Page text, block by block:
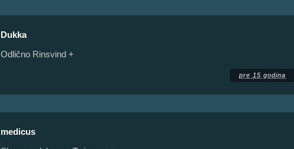
Dukka
Odlično Rinsvind +
pre 15 godina
medicus